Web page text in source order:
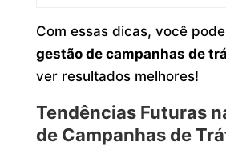
Com essas dicas, você
gestão de campanhas de
ver resultados melhores!
Tendências Futuras
de Campanhas de